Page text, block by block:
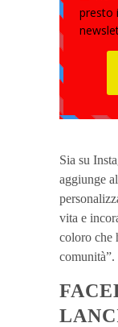
Sia su
aggiunge
vita e
coloro che
comunità”.